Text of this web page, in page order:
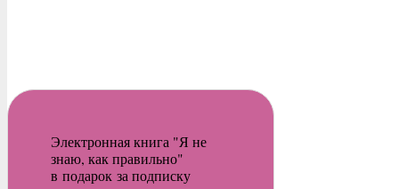
Электронная книга "Я не
знаю, как правильно"
в подарок за подписку